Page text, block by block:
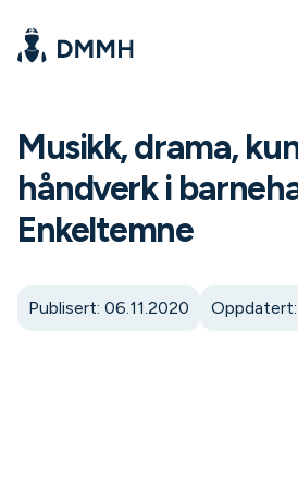
Musikk, drama,
håndverk i
Enkeltemne
Publisert: 06.11.2020 Oppdatert: